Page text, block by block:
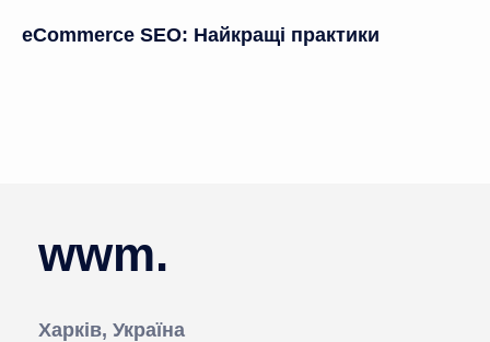
eCommerce SEO: Найкращі практики
wwm.
Харків, Україна